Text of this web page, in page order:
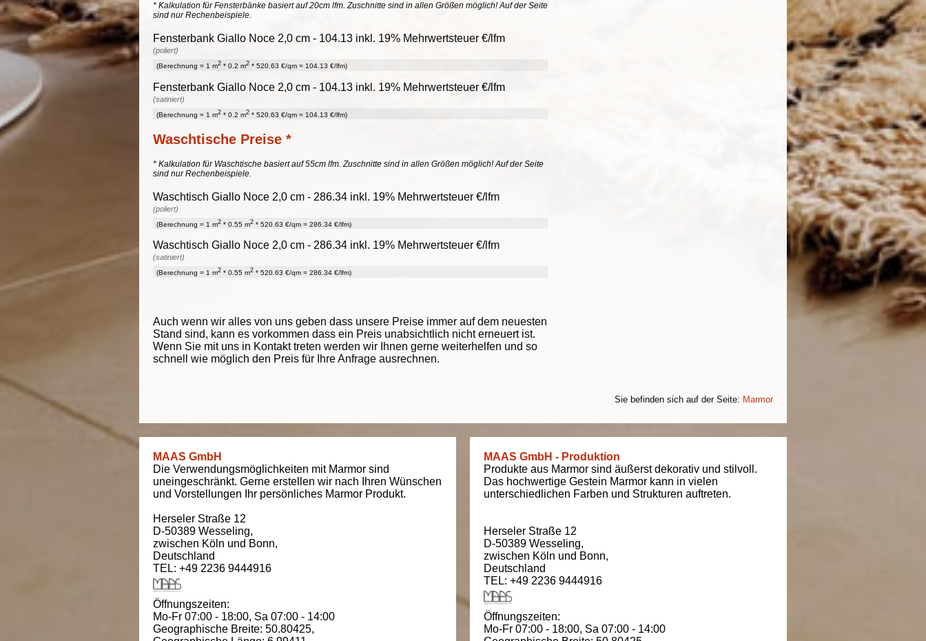
* Kalkulation für Fensterbänke basiert auf 20cm lfm. Zuschnitte sind in allen Größen möglich! Auf der Seite
sind nur Rechenbeispiele.
Fensterbank Giallo Noce 2,0 cm - 104.13 inkl. 19% Mehrwertsteuer €/lfm
(poliert)
(Berechnung = 1 m2 * 0.2 m2 * 520.63 €/qm = 104.13 €/lfm)
Fensterbank Giallo Noce 2,0 cm - 104.13 inkl. 19% Mehrwertsteuer €/lfm
(satiniert)
(Berechnung = 1 m2 * 0.2 m2 * 520.63 €/qm = 104.13 €/lfm)
Waschtische Preise *
* Kalkulation für Waschtische basiert auf 55cm lfm. Zuschnitte sind in allen Größen möglich! Auf der Seite
sind nur Rechenbeispiele.
Waschtisch Giallo Noce 2,0 cm - 286.34 inkl. 19% Mehrwertsteuer €/lfm
(poliert)
(Berechnung = 1 m2 * 0.55 m2 * 520.63 €/qm = 286.34 €/lfm)
Waschtisch Giallo Noce 2,0 cm - 286.34 inkl. 19% Mehrwertsteuer €/lfm
(satiniert)
(Berechnung = 1 m2 * 0.55 m2 * 520.63 €/qm = 286.34 €/lfm)
Auch wenn wir alles von uns geben dass unsere Preise immer auf dem neuesten
Stand sind, kann es vorkommen dass ein Preis unabsichtlich nicht erneuert ist.
Wenn Sie mit uns in Kontakt treten werden wir Ihnen gerne weiterhelfen und so
schnell wie möglich den Preis für Ihre Anfrage ausrechnen.
Sie befinden sich auf der Seite: Marmor
MAAS GmbH
Die Verwendungsmöglichkeiten mit Marmor sind
uneingeschränkt. Gerne erstellen wir nach Ihren Wünschen
und Vorstellungen Ihr persönliches Marmor Produkt.
Herseler Straße 12
D-50389 Wesseling,
zwischen Köln und Bonn,
Deutschland
TEL: +49 2236 9444916
Öffnungszeiten:
Mo-Fr 07:00 - 18:00, Sa 07:00 - 14:00
Geographische Breite: 50.80425,
MAAS GmbH - Produktion
Produkte aus Marmor sind äußerst dekorativ und stilvoll.
Das hochwertige Gestein Marmor kann in vielen
unterschiedlichen Farben und Strukturen auftreten.
Herseler Straße 12
D-50389 Wesseling,
zwischen Köln und Bonn,
Deutschland
TEL: +49 2236 9444916
Öffnungszeiten:
Mo-Fr 07:00 - 18:00, Sa 07:00 - 14:00